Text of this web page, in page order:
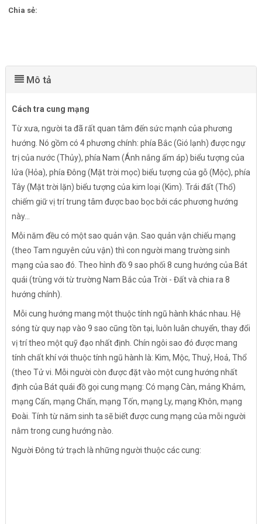
Chia sẻ:
Mô tả
Cách tra cung mạng
Từ xưa, người ta đã rất quan tâm đến sức mạnh của phương
hướng. Nó gồm có 4 phương chính: phía Bắc (Gió lạnh) được ngự
trị của nước (Thủy), phía Nam (Ánh nắng ấm áp) biểu tượng của
lửa (Hỏa), phía Đông (Mặt trời mọc) biểu tượng của gỗ (Mộc), phía
Tây (Mặt trời lặn) biểu tượng của kim loại (Kim). Trái đất (Thổ)
chiếm giữ vị trí trung tâm được bao bọc bởi các phương hướng
này...
Mỗi năm đều có một sao quản vận. Sao quản vận chiếu mạng
(theo Tam nguyên cửu vận) thì con người mang trường sinh
mạng của sao đó. Theo hình đồ 9 sao phối 8 cung hướng của Bát
quái (trùng với từ trường Nam Bắc của Trời - Đất và chia ra 8
hướng chính).
Mỗi cung hướng mang một thuộc tính ngũ hành khác nhau. Hệ
sóng từ quy nạp vào 9 sao cũng tồn tại, luôn luân chuyển, thay đổi
vị trí theo một quỹ đạo nhất định. Chín ngôi sao đó được mang
tính chất khí với thuộc tính ngũ hành là: Kim, Mộc, Thuỷ, Hoả, Thổ
(theo Tử vi. Mỗi người còn được đặt vào một cung hướng nhất
định của Bát quái đồ gọi cung mạng: Có mạng Càn, mảng Khảm,
mạng Cấn, mạng Chấn, mạng Tốn, mạng Ly, mạng Khôn, mạng
Đoài. Tính từ năm sinh ta sẽ biết được cung mạng của mỗi người
nằm trong cung hướng nào.
Người Đông tứ trạch là những người thuộc các cung: